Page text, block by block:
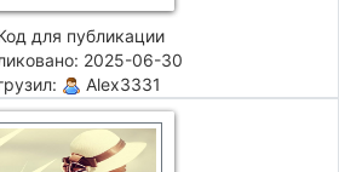
для публикации
2025-06-30
Alex3331